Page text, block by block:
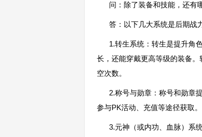
问：除了装备和技能，还有
答：以下几大系统是后期战
1.转生系统：转生是提升角
长，还能穿戴更高等级的装备
空次数。
2.称号与勋章：称号和勋章
参与PK活动、充值等途径获取
3.元神（或内功、血脉）系